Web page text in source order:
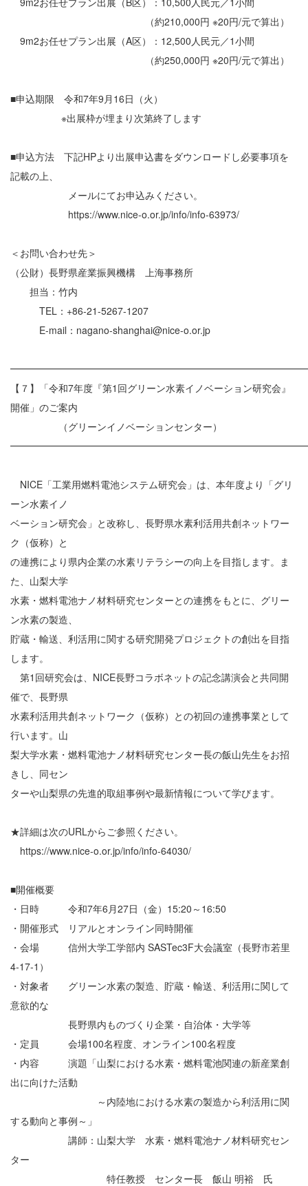
（約210,000円 ※20円/元で算出）
9m2お任せプラン出展（A区）：12,500人民元／1小間
（約250,000円 ※20円/元で算出）
■申込期限 令和7年9月16日（火）
※出展枠が埋まり次第終了します
■申込方法 下記HPより出展申込書をダウンロードし必要事項を
記載の上、
メールにてお申込みください。
https://www.nice-o.or.jp/info/info-63973/
＜お問い合わせ先＞
（公財）長野県産業振興機構 上海事務所
担当：竹内
TEL：+86-21-5267-1207
E-mail：nagano-shanghai@nice-o.or.jp
【７】「令和7年度『第1回グリーン水素イノベーション研究会』
開催」のご案内
（グリーンイノベーションセンター）
NICE「工業用燃料電池システム研究会」は、本年度より「グリ
ーン水素イノ
ベーション研究会」と改称し、長野県水素利活用共創ネットワー
ク（仮称）と
の連携により県内企業の水素リテラシーの向上を目指します。ま
た、山梨大学
水素・燃料電池ナノ材料研究センターとの連携をもとに、グリー
ン水素の製造、
貯蔵・輸送、利活用に関する研究開発プロジェクトの創出を目指
します。
第1回研究会は、NICE長野コラボネットの記念講演会と共同開
催で、長野県
水素利活用共創ネットワーク（仮称）との初回の連携事業として
行います。山
梨大学水素・燃料電池ナノ材料研究センター長の飯山先生をお招
きし、同セン
ターや山梨県の先進的取組事例や最新情報について学びます。
★詳細は次のURLからご参照ください。
https://www.nice-o.or.jp/info/info-64030/
■開催概要
・日時 令和7年6月27日（金）15:20～16:50
・開催形式 リアルとオンライン同時開催
・会場 信州大学工学部内 SASTec3F大会議室（長野市若里
4-17-1）
・対象者 グリーン水素の製造、貯蔵・輸送、利活用に関して
意欲的な
長野県内ものづくり企業・自治体・大学等
・定員 会場100名程度、オンライン100名程度
・内容 演題「山梨における水素・燃料電池関連の新産業創
出に向けた活動
～内陸地における水素の製造から利活用に関
する動向と事例～」
講師：山梨大学 水素・燃料電池ナノ材料研究セン
ター
特任教授 センター長 飯山 明裕 氏